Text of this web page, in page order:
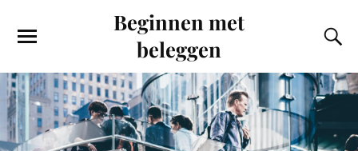
Beginnen met
beleggen